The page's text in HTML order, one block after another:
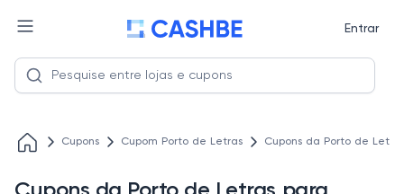
Entrar
Cupons Cupom Porto de Letras Cupons da Porto de